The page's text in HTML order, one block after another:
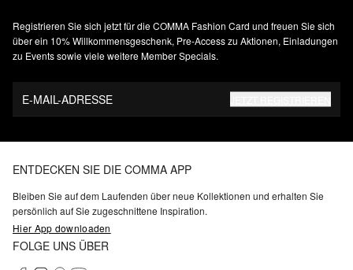
Registrieren Sie sich jetzt für die COMMA Fashion Card und freuen Sie sich
über ein 10% Willkommensgeschenk, Pre-Access zu Aktionen, Einladungen
zu Events sowie viele weitere Member Specials.
E-MAIL-ADRESSE
ENTDECKEN SIE DIE COMMA APP
Bleiben Sie auf dem Laufenden über neue Kollektionen und erhalten Sie
persönlich auf Sie zugeschnittene Inspiration.
Hier App downloaden
FOLGE UNS ÜBER